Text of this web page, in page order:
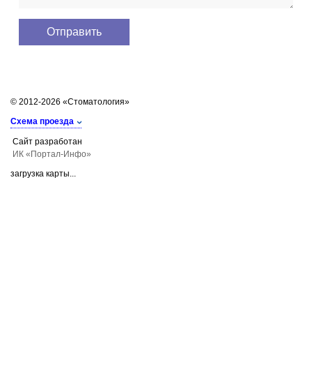
© 2012-2026 «Стоматология»
Схема проезда
Сайт разработан
ИК «Портал-Инфо»
загрузка карты...